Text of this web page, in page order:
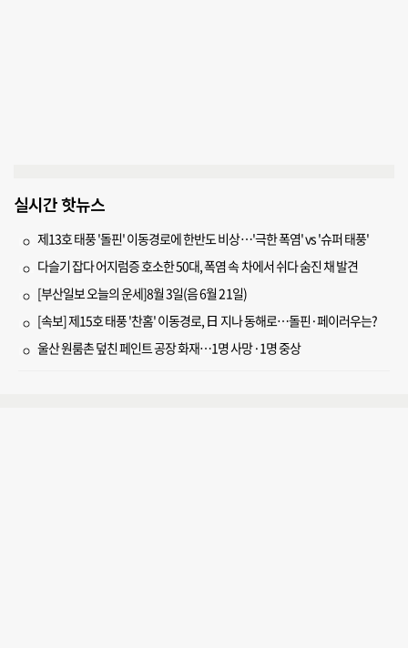
실시간 핫뉴스
제13호 태풍 '돌핀' 이동경로에 한반도 비상…'극한 폭염' vs '슈퍼 태풍'
다슬기 잡다 어지럼증 호소한 50대, 폭염 속 차에서 쉬다 숨진 채 발견
[부산일보 오늘의 운세]8월 3일(음 6월 21일)
[속보] 제15호 태풍 '찬홈' 이동경로, 日 지나 동해로…돌핀·페이러우는?
울산 원룸촌 덮친 페인트 공장 화재…1명 사망·1명 중상